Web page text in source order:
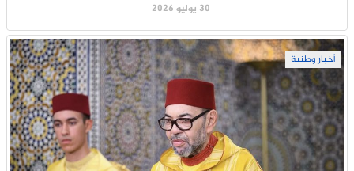
30 يوليو 2026
أخبار وطنية